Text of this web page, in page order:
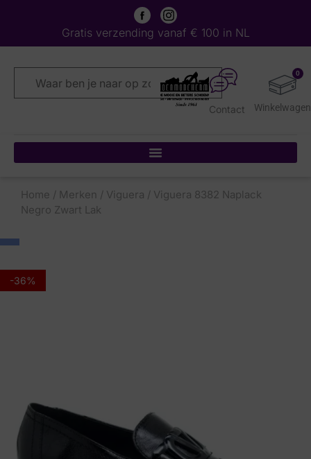
Gratis verzending vanaf € 100 in NL
0
Contact
Home / Merken / Viguera / Viguera 8382 Naplack
Negro Zwart Lak
-36%